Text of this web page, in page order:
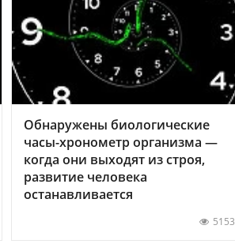
Обнаружены биологические
часы-хронометр организма —
когда они выходят из строя,
развитие человека
останавливается
5153